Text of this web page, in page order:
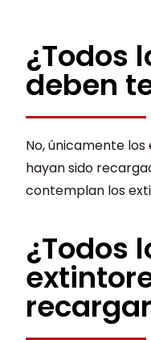
¿Todos
deben
No, únicamente
hayan sido
contemplan los
¿Todos